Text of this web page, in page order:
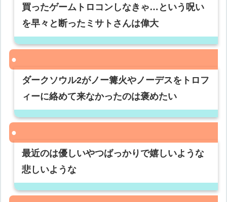
買ったゲームトロコンしなきゃ…という呪い
を早々と断ったミサトさんは偉大
ダークソウル2がノー篝火やノーデスをトロフ
ィーに絡めて来なかったのは褒めたい
最近のは優しいやつばっかりで嬉しいような
悲しいような